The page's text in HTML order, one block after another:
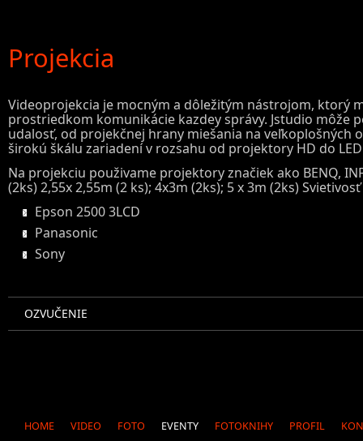
HOME VIDEO FOTO EVENTY FOTOKNIHY PROFIL
Projekcia
Videoprojekcia je mocným a dôležitým nástrojom, ktorý
prostriedkom komunikácie kazdey správy. Jstudio môže
udalosť, od projekčnej hrany miešania na veľkoplošných
širokú škálu zariadení v rozsahu od projektory HD do
Na projekciu použivame projektory značiek ako BENQ,
(2ks) 2,55x 2,55m (2 ks); 4x3m (2ks); 5 x 3m (2ks)
Epson 2500 3LCD
Panasonic
Sony
OZVUČENIE